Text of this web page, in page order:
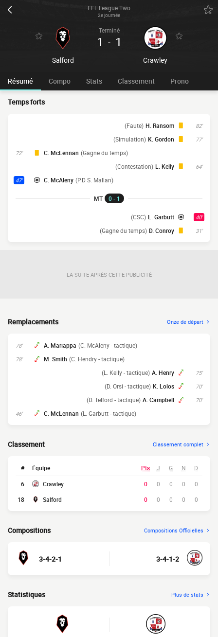
EFL League Two
2e journée
Salford
Terminé
1 - 1
Crawley
Résumé Compo Stats Classement Prono
Temps forts
82'
H. Ransom
(Faute)
77'
K. Gordon
(Simulation)
72' C. McLennan (Gagne du temps)
64'
L. Kelly
(Contestation)
47' C. McAleny (P.D S. Mallan)
MT 0 - 1
40'
L. Garbutt
(CSC)
31'
D. Conroy
(Gagne du temps)
LA SUITE APRÈS CETTE PUBLICITÉ
Remplacements Onze de départ
78' A. Mariappa (C. McAleny - tactique)
78' M. Smith (C. Hendry - tactique)
75'
A. Henry
(L. Kelly - tactique)
70'
K. Lolos
(D. Orsi - tactique)
70'
A. Campbell
(D. Telford - tactique)
46' C. McLennan (L. Garbutt - tactique)
Classement Classement complet
# Équipe Pts J G N D
6 Crawley 0 0 0 0
0
18
Salford 0 0 0 0 0
Compositions Compositions Officielles
3-4-2-1 3-4-1-2
Statistiques Plus de stats